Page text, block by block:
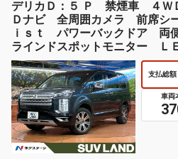
デリカＤ：５ Ｐ 禁煙車 ４
Ｄナビ 全周囲カメラ 前席シ
ｉｓｔ パワーバックドア 両
ラインドスポットモニター Ｌ
ト ＥＴＣ
支払総額
車両